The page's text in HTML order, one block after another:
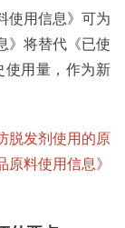
使用信息》可为
》将替代《已使
使用量，作为新
脱发剂使用的原
料使用信息》